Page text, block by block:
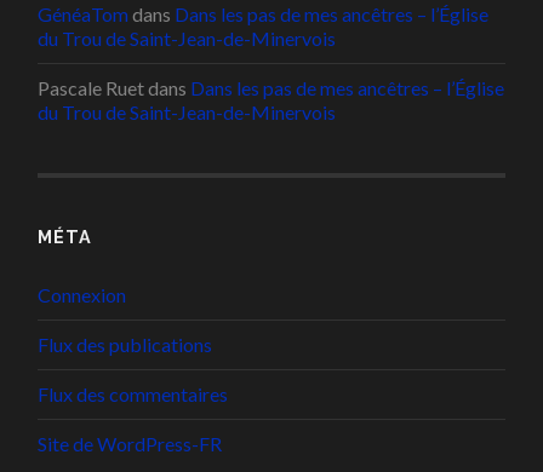
GénéaTom dans Dans les pas de mes ancêtres – l’Église
du Trou de Saint-Jean-de-Minervois
Pascale Ruetdans Dans les pas de mes ancêtres – l’Église
du Trou de Saint-Jean-de-Minervois
MÉTA
Connexion
Flux des publications
Flux des commentaires
Site de WordPress-FR